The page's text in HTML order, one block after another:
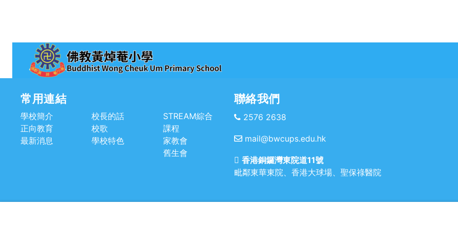
我們著重學生自主學習，主張運用合作學習，鼓勵學生透
過協作，共同完成學習任務。近年又引入電子學習，將
「創科敎育」及「天文教育」融入課堂。 本校自設「樂
學‧樂玩」時間表，鼓勵同學上午認真學習，下午則全情投
元智能的課後活動，以達至全人發展。
了解更多
常用連結
學校簡介
正向教育
最新消息
校長的話
校歌
學校特色
STREAM綜合
課程
家教會
舊生會
聯絡我們
2576 2638
mail@bwcups.edu.hk
香港銅鑼灣東院道11號
毗鄰東華東院、香港大球場、聖保祿醫院